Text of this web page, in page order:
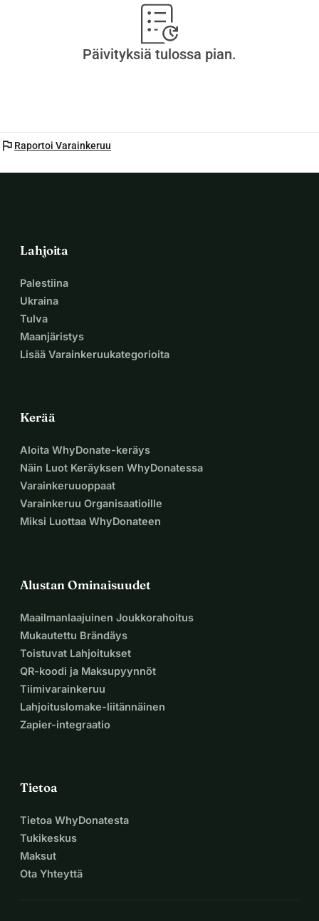
Päivityksiä tulossa pian.
flag Raportoi Varainkeruu
Lahjoita
Palestiina
Ukraina
Tulva
Maanjäristys
Lisää Varainkeruukategorioita
Kerää
Aloita WhyDonate-keräys
Näin Luot Keräyksen WhyDonatessa
Varainkeruuoppaat
Varainkeruu Organisaatioille
Miksi Luottaa WhyDonateen
Alustan Ominaisuudet
Maailmanlaajuinen Joukkorahoitus
Mukautettu Brändäys
Toistuvat Lahjoitukset
QR-koodi ja Maksupyynnöt
Tiimivarainkeruu
Lahjoituslomake-liitännäinen
Zapier-integraatio
Tietoa
Tietoa WhyDonatesta
Tukikeskus
Maksut
Ota Yhteyttä